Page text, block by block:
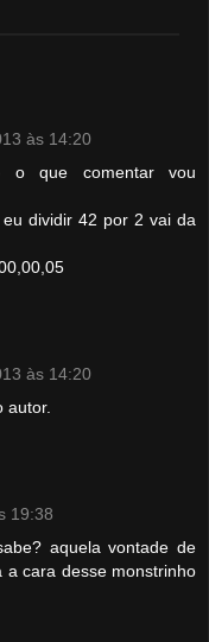
às 14:20
o que comentar vou
dividir 42 por 2 vai da
às 14:20
autor.
19:38
aquela vontade de
a cara desse monstrinho